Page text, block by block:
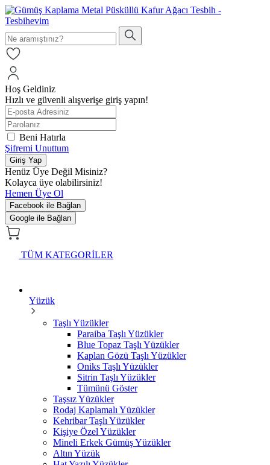
Hoş Geldiniz
Hızlı ve güvenli alışverişe giriş yapın!
Beni Hatırla
Şifremi Unuttum
Giriş Yap
Henüz Üye Değil Misiniz?
Kolayca üye olabilirsiniz!
Hemen Üye Ol
Facebook ile Bağlan
Google ile Bağlan
TÜM KATEGORİLER
Yüzük
Taşlı Yüzükler
Paraiba Taşlı Yüzükler
Blue Topaz Taşlı Yüzükler
Kaplan Gözü Taşlı Yüzükler
Oniks Taşlı Yüzükler
Sitrin Taşlı Yüzükler
Tümünü Göster
Taşsız Yüzükler
Rodaj Kaplamalı Yüzükler
Kehribar Taşlı Yüzükler
Kişiye Özel Yüzükler
Mineli Erkek Gümüş Yüzükler
Altın Yüzük